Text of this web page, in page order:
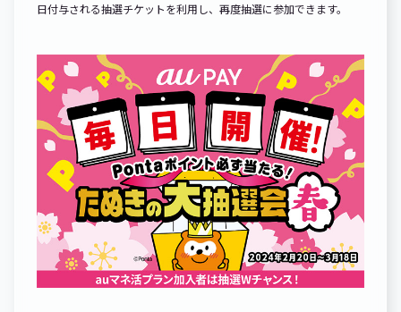
日付与される抽選チケットを利用し、再度抽選に参加できます。